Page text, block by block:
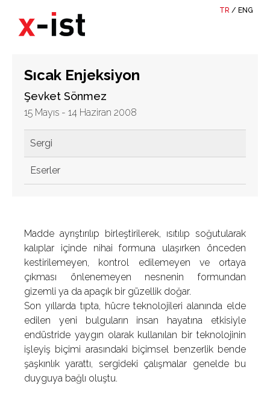
TR / ENG
Sıcak Enjeksiyon
Şevket Sönmez
15 Mayıs - 14 Haziran 2008
Sergi
Eserler
Madde ayrıştırılıp birleştirilerek, ısıtılıp soğutularak
kalıplar içinde nihai formuna ulaşırken önceden
kestirilemeyen, kontrol edilemeyen ve ortaya
çıkması önlenemeyen nesnenin formundan
gizemli ya da apaçık bir güzellik doğar.
Son yıllarda tıpta, hücre teknolojileri alanında elde
edilen yeni bulguların insan hayatına etkisiyle
endüstride yaygın olarak kullanılan bir teknolojinin
işleyiş biçimi arasındaki biçimsel benzerlik bende
şaşkınlık yarattı, sergideki çalışmalar genelde bu
duyguya bağlı oluştu.